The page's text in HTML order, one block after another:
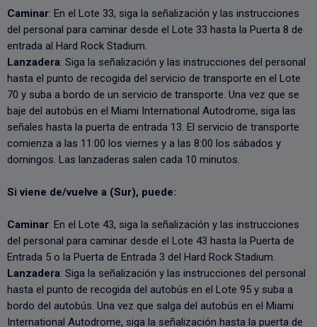
Caminar: En el Lote 33, siga la señalización y las instrucciones
del personal para caminar desde el Lote 33 hasta la Puerta 8 de
entrada al Hard Rock Stadium.
Lanzadera: Siga la señalización y las instrucciones del personal
hasta el punto de recogida del servicio de transporte en el Lote
70 y suba a bordo de un servicio de transporte. Una vez que se
baje del autobús en el Miami International Autodrome, siga las
señales hasta la puerta de entrada 13. El servicio de transporte
comienza a las 11:00 los viernes y a las 8:00 los sábados y
domingos. Las lanzaderas salen cada 10 minutos.
Si viene de/vuelve a (Sur), puede:
Caminar: En el Lote 43, siga la señalización y las instrucciones
del personal para caminar desde el Lote 43 hasta la Puerta de
Entrada 5 o la Puerta de Entrada 3 del Hard Rock Stadium.
Lanzadera: Siga la señalización y las instrucciones del personal
hasta el punto de recogida del autobús en el Lote 95 y suba a
bordo del autobús. Una vez que salga del autobús en el Miami
International Autodrome, siga la señalización hasta la puerta de